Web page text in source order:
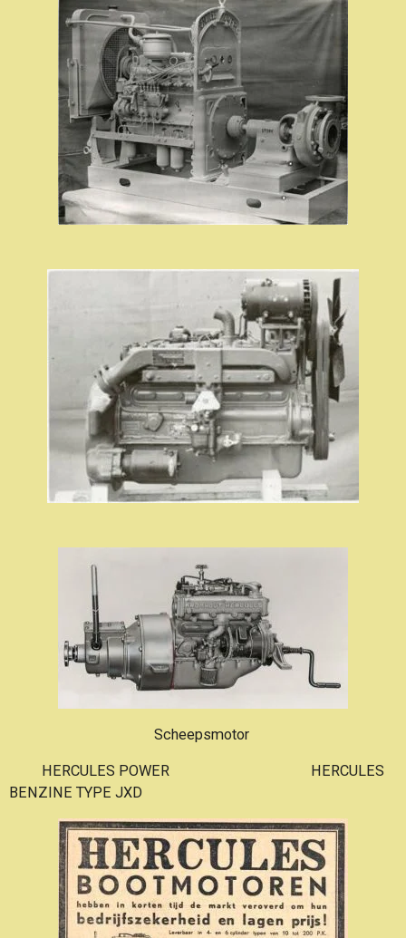
Scheepsmotor
HERCULES POWER HERCULES
BENZINE TYPE JXD